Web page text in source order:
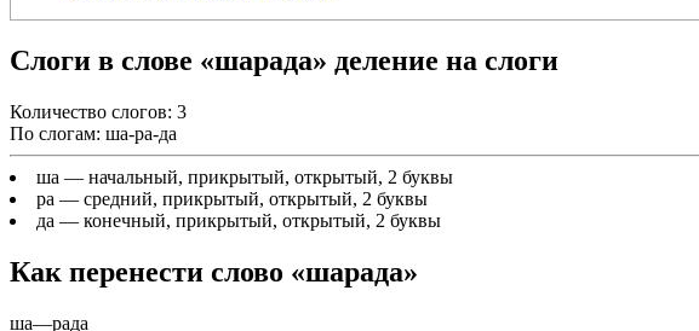
Слоги в слове «шарада» деление на слоги
Количество слогов: 3
По слогам: ша-ра-да
ша — начальный, прикрытый, открытый, 2 буквы
ра — средний, прикрытый, открытый, 2 буквы
да — конечный, прикрытый, открытый, 2 буквы
Как перенести слово «шарада»
ша—рада